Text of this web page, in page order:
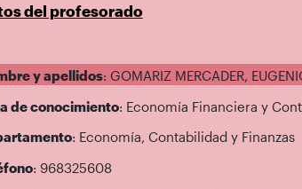
del profesorado
y apellidos: GOMARIZ MERCADER,
de conocimiento: Economía Financiera y
: Economía, Contabilidad y Finanzas
: 968325608